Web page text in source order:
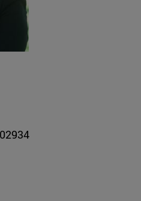
de Mª Ángeles Sotés"